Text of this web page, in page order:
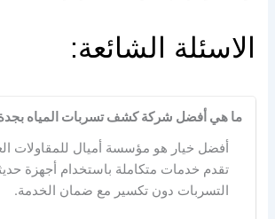
الاسئلة الشائعة:
ما هي أفضل شركة كشف تسربات المياه
أفضل خيار هو مؤسسة أميال للمقاولات
تقدم خدمات متكاملة باستخدام أجهزة
التسربات دون تكسير مع ضمان الخدمة.